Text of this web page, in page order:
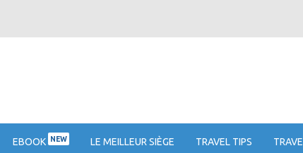
EBOOK NEW LE MEILLEUR SIÈGE TRAVEL TIPS